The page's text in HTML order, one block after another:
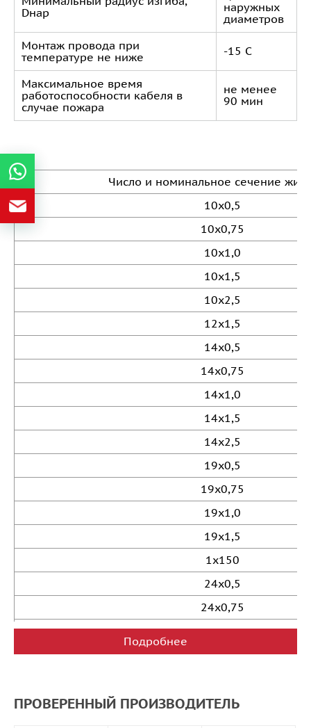
Dнар
наружных
диаметров
Монтаж провода при
температуре не ниже
-15 С
Максимальное время
работоспособности кабеля в
случае пожара
не менее
90 мин
Число и номинальное сечение
10х0,5
10х0,75
10х1,0
10х1,5
10х2,5
12х1,5
14х0,5
14х0,75
14х1,0
14х1,5
14х2,5
19х0,5
19х0,75
19х1,0
19х1,5
1х150
24х0,5
24х0,75
24х1,0
24х1,5
2х1,5
Подробнее
ПРОВЕРЕННЫЙ ПРОИЗВОДИТЕЛЬ